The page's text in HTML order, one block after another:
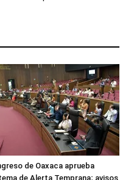
de Oaxaca aprueba
de Alerta Temprana; avisos